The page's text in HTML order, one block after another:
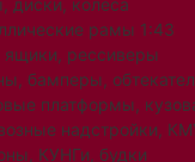
диски, колеса
рамы 1:43
ящики, рессиверы
бамперы,
платформы,
надстройки,
КУНГи, будки